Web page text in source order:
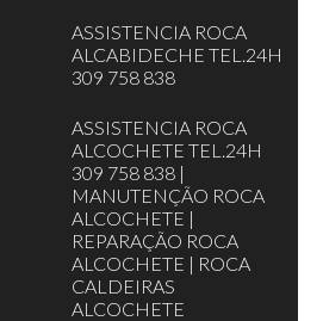
ASSISTENCIA ROCA
ALCABIDECHE TEL.24H
309 758 838
ASSISTENCIA ROCA
ALCOCHETE TEL.24H
309 758 838 |
MANUTENÇÃO ROCA
ALCOCHETE |
REPARAÇÃO ROCA
ALCOCHETE | ROCA
CALDEIRAS
ALCOCHETE